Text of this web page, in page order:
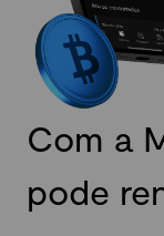
Com a
pode